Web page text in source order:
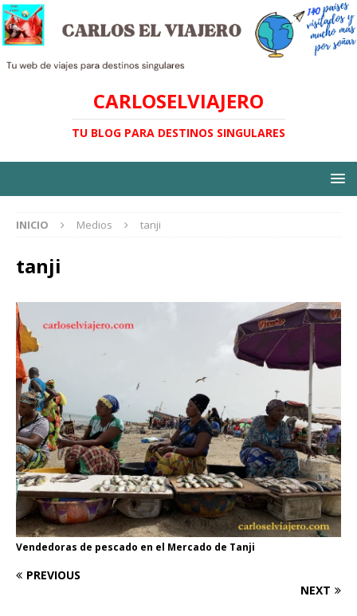
CARLOSELVIAJERO
TU BLOG PARA DESTINOS SINGULARES
INICIO Medios tanji
tanji
Vendedoras de pescado en el Mercado de Tanji
PREVIOUS
NEXT